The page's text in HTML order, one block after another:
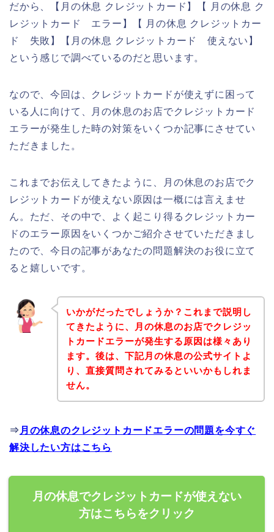
だから、【月の休息 クレジットカード】【 月の休息 ク
レジットカード エラー】【 月の休息 クレジットカー
ド 失敗】【月の休息 クレジットカード 使えない】
という感じで調べているのだと思います。
なので、今回は、クレジットカードが使えずに困って
いる人に向けて、月の休息のお店でクレジットカード
エラーが発生した時の対策をいくつか記事にさせてい
ただきました。
これまでお伝えしてきたように、月の休息のお店でク
レジットカードが使えない原因は一概には言えませ
ん。ただ、その中で、よく起こり得るクレジットカー
ドのエラー原因をいくつかご紹介させていただきまし
たので、今日の記事があなたの問題解決のお役に立て
ると嬉しいです。
いかがだったでしょうか？これまで説明し
てきたように、月の休息のお店でクレジッ
トカードエラーが発生する原因は様々あり
ます。後は、下記月の休息の公式サイトよ
り、直接質問されてみるといいかもしれま
せん。
⇒ 月の休息のクレジットカードエラーの問題を今すぐ
解決したい方はこちら
月の休息でクレジットカードが使えない
方はこちらをクリック